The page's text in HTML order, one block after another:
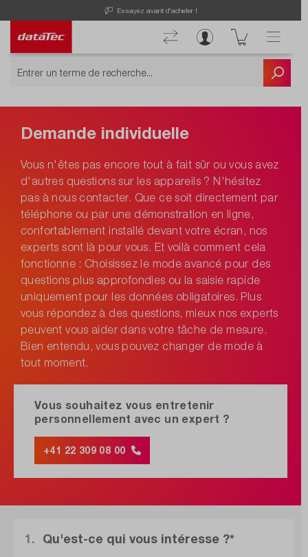
Essayez avant d'acheter !
Demande individuelle
Vous n'êtes pas encore tout à fait sûr ou vous avez
d'autres questions sur les appareils ? N'hésitez
pas à nous contacter. Que ce soit directement par
téléphone ou par une démonstration en ligne,
confortablement installé devant votre écran, nos
experts sont là pour vous. Et voilà comment cela
fonctionne : Choisissez le mode avancé pour des
questions plus approfondies ou la saisie rapide
uniquement pour les données obligatoires. Plus
vous répondez à des questions, mieux nos experts
peuvent vous aider dans votre tâche de mesure.
Bien entendu, vous pouvez changer de mode à
tout moment.
Vous souhaitez vous entretenir
personnellement avec un expert ?
+41 22 309 08 00
Qu'est-ce qui vous intéresse ?*
1.